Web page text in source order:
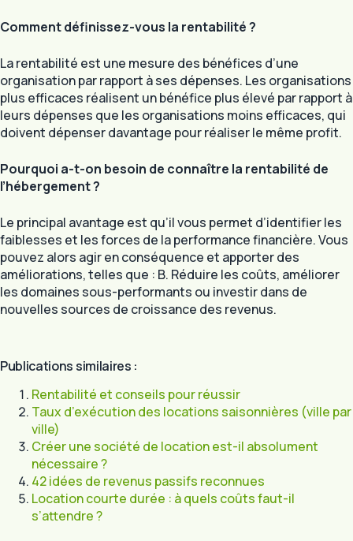
Comment définissez-vous la rentabilité ?
La rentabilité est une mesure des bénéfices d’une
organisation par rapport à ses dépenses. Les organisations
plus efficaces réalisent un bénéfice plus élevé par rapport à
leurs dépenses que les organisations moins efficaces, qui
doivent dépenser davantage pour réaliser le même profit.
Pourquoi a-t-on besoin de connaître la rentabilité de
l’hébergement ?
Le principal avantage est qu’il vous permet d’identifier les
faiblesses et les forces de la performance financière. Vous
pouvez alors agir en conséquence et apporter des
améliorations, telles que : B. Réduire les coûts, améliorer
les domaines sous-performants ou investir dans de
nouvelles sources de croissance des revenus.
Publications similaires :
Rentabilité et conseils pour réussir
Taux d’exécution des locations saisonnières (ville par
ville)
Créer une société de location est-il absolument
nécessaire ?
42 idées de revenus passifs reconnues
Location courte durée : à quels coûts faut-il
s’attendre ?